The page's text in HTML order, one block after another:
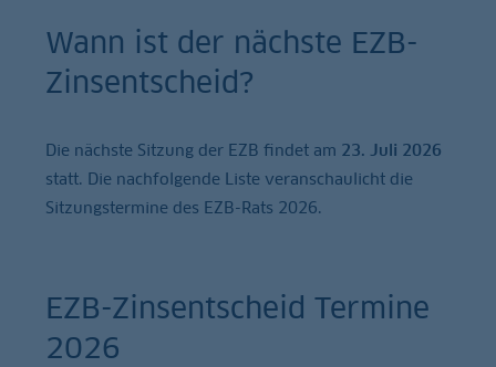
Wann ist der nächste EZB-
Zinsentscheid?
Die nächste Sitzung der EZB findet am 23. Juli 2026
statt. Die nachfolgende Liste veranschaulicht die
Sitzungstermine des EZB-Rats 2026.
EZB-Zinsentscheid Termine
2026